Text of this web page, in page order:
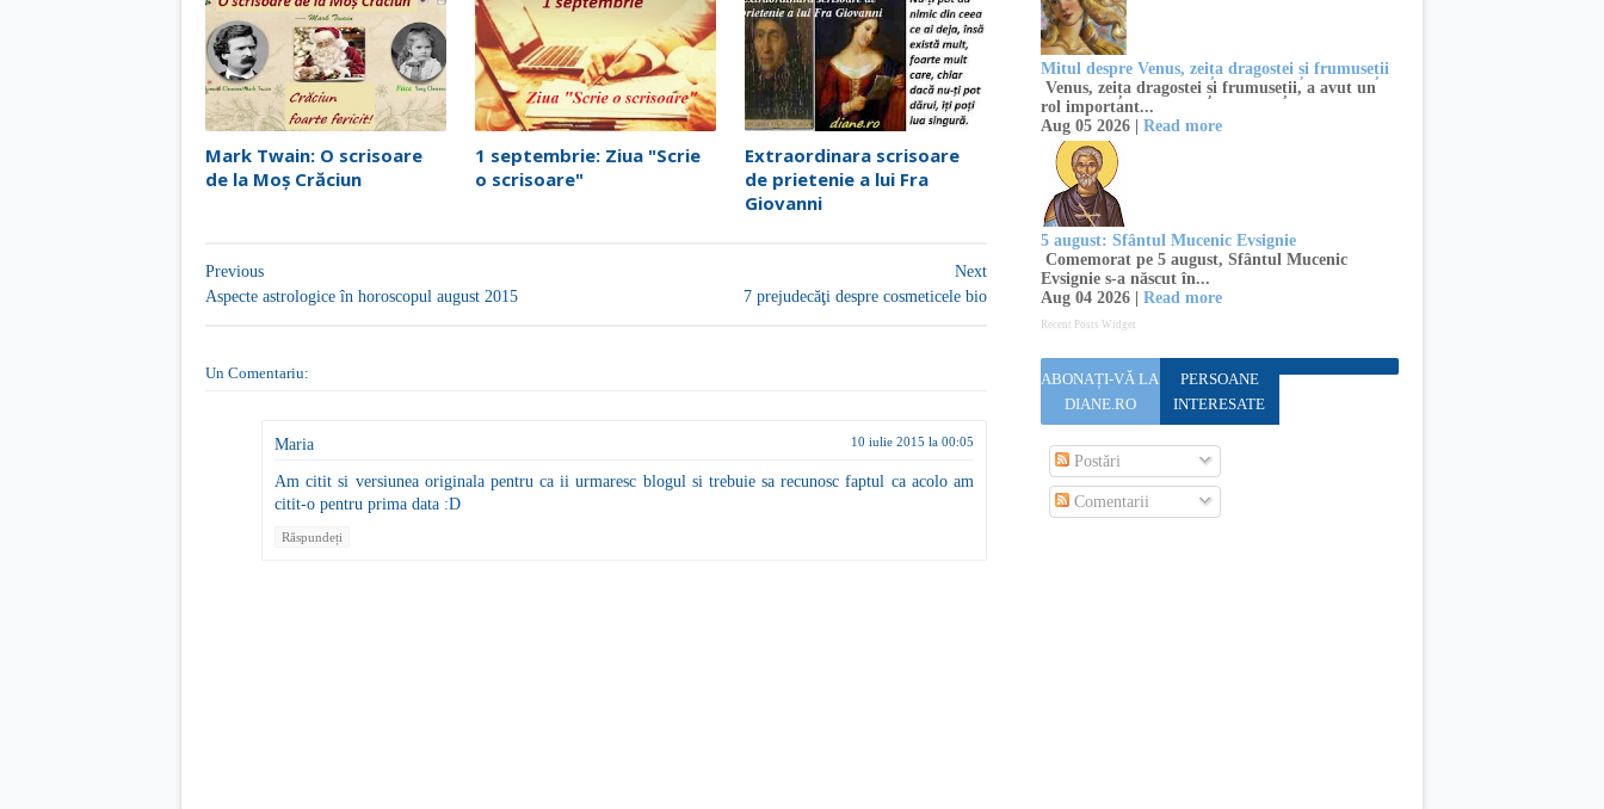
Mark Twain: O scrisoare
de la Moș Crăciun
1 septembrie: Ziua "Scrie
o scrisoare"
Extraordinara scrisoare
de prietenie a lui Fra
Giovanni
Next
7 prejudecăţi despre cosmeticele bio
Previous
Aspecte astrologice în horoscopul august 2015
Un Comentariu:
Maria 10 iulie 2015 la 00:05
Am citit si versiunea originala pentru ca ii urmaresc blogul si trebuie sa recunosc faptul ca acolo am
citit-o pentru prima data :D
Răspundeți
Mitul despre Venus, zeița dragostei și frumuseții
Venus, zeița dragostei și frumuseții, a avut un
rol important...
Aug 05 2026 | Read more
5 august: Sfântul Mucenic Evsignie
Comemorat pe 5 august, Sfântul Mucenic
Evsignie s-a născut în...
Aug 04 2026 | Read more
Recent Posts Widget
ABONAȚI-VĂ LA
DIANE.RO
PERSOANE
INTERESATE
Postări
Comentarii